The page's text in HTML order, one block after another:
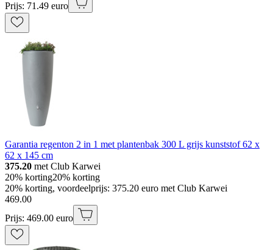
Prijs: 71.49 euro
Garantia regenton 2 in 1 met plantenbak 300 L grijs kunststof 62 x
62 x 145 cm
375.20 met Club Karwei
20% korting20% korting
20% korting, voordeelprijs: 375.20 euro met Club Karwei
469.00
Prijs: 469.00 euro